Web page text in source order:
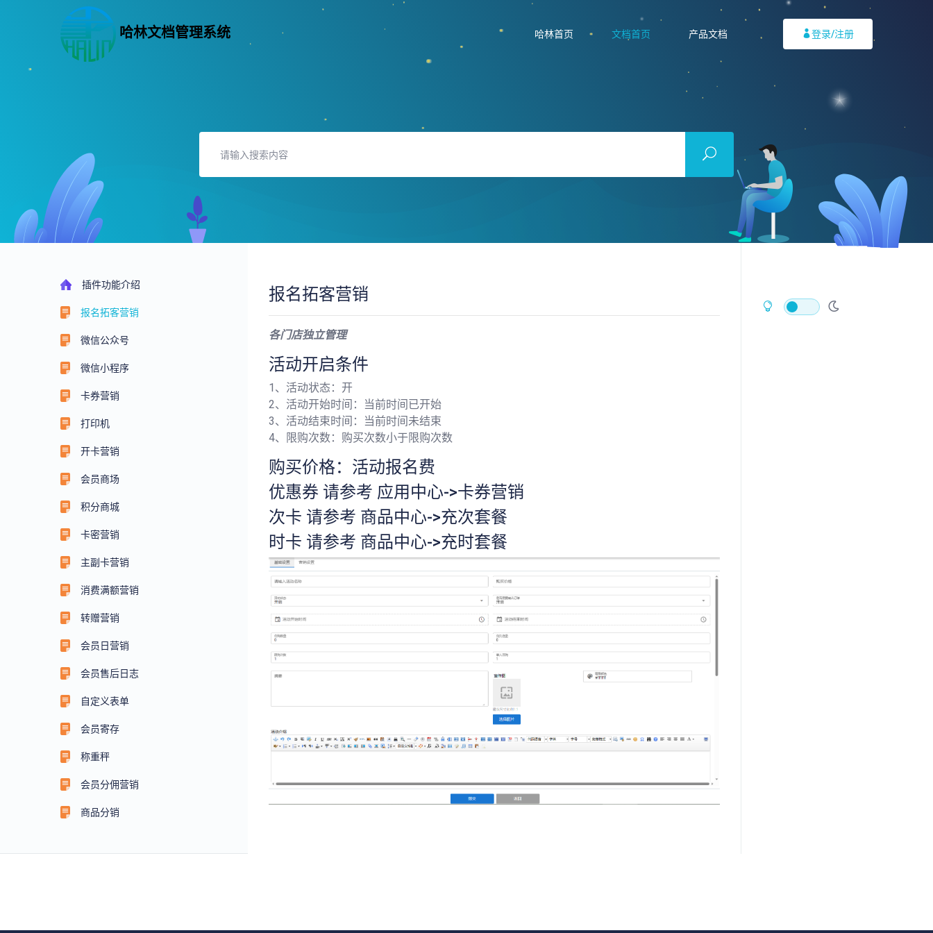
哈林文档管理系统 哈林首页 文档首页 产品文档 登录/注册
插件功能介绍
报名拓客营销
微信公众号
微信小程序
卡券营销
打印机
开卡营销
会员商场
积分商城
卡密营销
主副卡营销
消费满额营销
转赠营销
会员日营销
会员售后日志
自定义表单
会员寄存
称重秤
会员分佣营销
商品分销
报名拓客营销
各门店独立管理
活动开启条件
1、活动状态：开
2、活动开始时间：当前时间已开始
3、活动结束时间：当前时间未结束
4、限购次数：购买次数小于限购次数
购买价格：活动报名费
优惠券 请参考 应用中心->卡券营销
次卡 请参考 商品中心->充次套餐
时卡 请参考 商品中心->充时套餐